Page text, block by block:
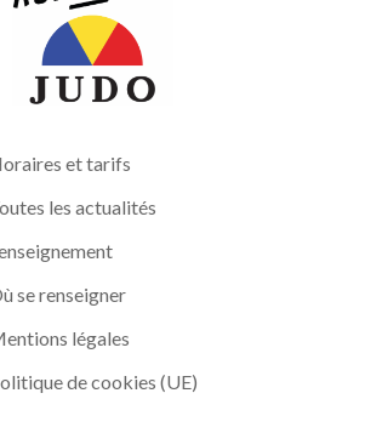
et tarifs
les actualités
se renseigner
légales
de cookies (UE)